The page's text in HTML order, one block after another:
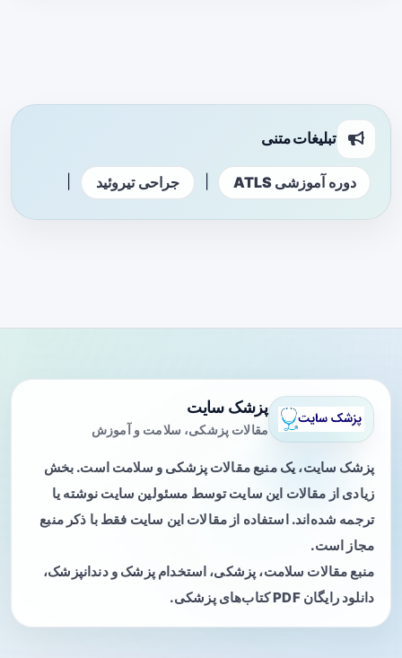
تبلیغات متنی
دوره آموزشی ATLS جراحی تیروئید
پزشک سایت
مقالات پزشکی، سلامت و آموزش
پزشک سایت، یک منبع مقالات پزشکی و سلامت است. بخش
زیادی از مقالات این سایت توسط مسئولین سایت نوشته یا
ترجمه شده‌اند. استفاده از مقالات این سایت فقط با ذکر منبع
مجاز است.
منبع مقالات سلامت، پزشکی، استخدام پزشک و دندانپزشک،
دانلود رایگان PDF کتاب‌های پزشکی.